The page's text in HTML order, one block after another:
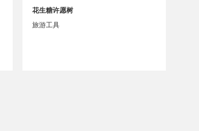
花生糖许愿树
旅游工具